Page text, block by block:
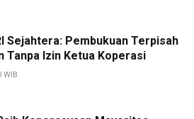
Sejahtera: Pembukuan Terpisah
Tanpa Izin Ketua Koperasi
WIB